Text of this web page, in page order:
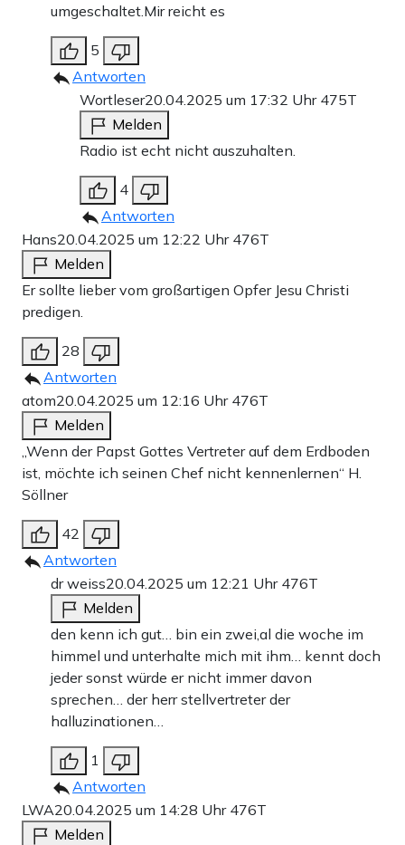
umgeschaltet.Mir reicht es
5
Antworten
Wortleser20.04.2025 um 17:32 Uhr 475T
Melden
Radio ist echt nicht auszuhalten.
4
Antworten
Hans20.04.2025 um 12:22 Uhr 476T
Melden
Er sollte lieber vom großartigen Opfer Jesu Christi
predigen.
28
Antworten
atom20.04.2025 um 12:16 Uhr 476T
Melden
„Wenn der Papst Gottes Vertreter auf dem Erdboden
ist, möchte ich seinen Chef nicht kennenlernen“ H.
Söllner
42
Antworten
dr weiss20.04.2025 um 12:21 Uhr 476T
Melden
den kenn ich gut… bin ein zwei,al die woche im
himmel und unterhalte mich mit ihm… kennt doch
jeder sonst würde er nicht immer davon
sprechen… der herr stellvertreter der
halluzinationen…
1
Antworten
LWA20.04.2025 um 14:28 Uhr 476T
Melden